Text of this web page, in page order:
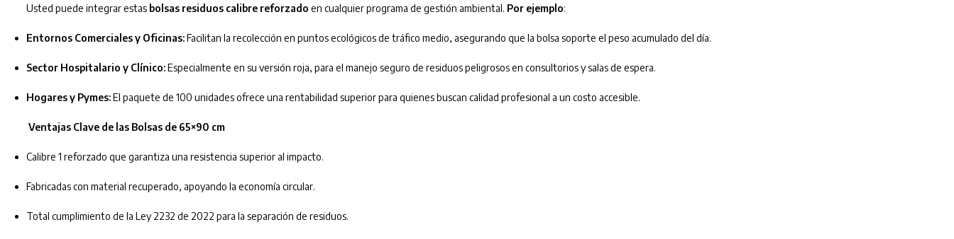
Usted puede integrar estas bolsas residuos calibre reforzado en cualquier programa de gestión ambiental. Por ejemplo:
Entornos Comerciales y Oficinas:Facilitan la recolección en puntos ecológicos de tráfico medio, asegurando que la bolsa soporte el peso acumulado del día.
Sector Hospitalario y Clínico:Especialmente en su versión roja, para el manejo seguro de residuos peligrosos en consultorios y salas de espera.
Hogares y Pymes:El paquete de 100 unidades ofrece una rentabilidad superior para quienes buscan calidad profesional a un costo accesible.
Ventajas Clave de las Bolsas de 65×90 cm
Calibre 1 reforzado que garantiza una resistencia superior al impacto.
Fabricadas con material recuperado, apoyando la economía circular.
Total cumplimiento de la Ley 2232 de 2022 para la separación de residuos.